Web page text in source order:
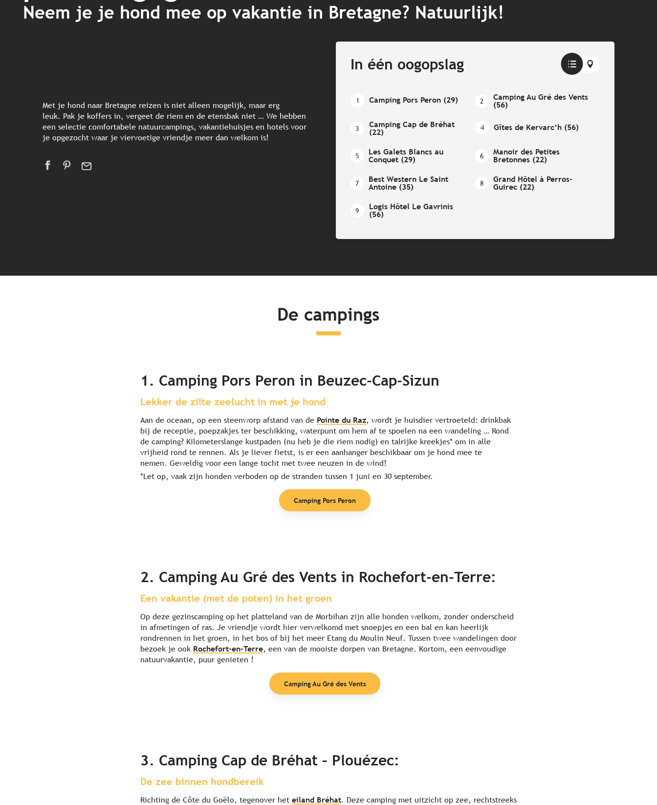
Neem je je hond mee op vakantie in Bretagne? Natuurlijk!
Met je hond naar Bretagne reizen is niet alleen mogelijk, maar erg
leuk. Pak je koffers in, vergeet de riem en de etensbak niet … We hebben
een selectie comfortabele natuurcampings, vakantiehuisjes en hotels voor
je opgezocht waar je viervoetige vriendje meer dan welkom is!
In één oogopslag
1 Camping Pors Peron (29) 2
Camping Au Gré des Vents
(56)
3
Camping Cap de Bréhat
(22)
4 Gîtes de Kervarc’h (56)
5
Les Galets Blancs au
Conquet (29)
6
Manoir des Petites
Bretonnes (22)
7
Best Western Le Saint
Antoine (35)
8
Grand Hôtel à Perros-
Guirec (22)
9
Logis Hôtel Le Gavrinis
(56)
De campings
1. Camping Pors Peron in Beuzec-Cap-Sizun
Lekker de zilte zeelucht in met je hond
Aan de oceaan, op een steenworp afstand van de Pointe du Raz, wordt je huisdier vertroeteld: drinkbak
bij de receptie, poepzakjes ter beschikking, waterpunt om hem af te spoelen na een wandeling … Rond
de camping? Kilometerslange kustpaden (nu heb je die riem nodig) en talrijke kreekjes* om in alle
vrijheid rond te rennen. Als je liever fietst, is er een aanhanger beschikbaar om je hond mee te
nemen. Geweldig voor een lange tocht met twee neuzen in de wind!
*Let op, vaak zijn honden verboden op de stranden tussen 1 juni en 30 september.
Camping Pors Peron
2. Camping Au Gré des Vents in Rochefort-en-Terre:
Een vakantie (met de poten) in het groen
Op deze gezinscamping op het platteland van de Morbihan zijn alle honden welkom, zonder onderscheid
in afmetingen of ras. Je vriendje wordt hier verwelkomd met snoepjes en een bal en kan heerlijk
rondrennen in het groen, in het bos of bij het meer Etang du Moulin Neuf. Tussen twee wandelingen door
bezoek je ook Rochefort-en-Terre, een van de mooiste dorpen van Bretagne. Kortom, een eenvoudige
natuurvakantie, puur genieten !
Camping Au Gré des Vents
3. Camping Cap de Bréhat – Plouézec:
De zee binnen hondbereik
Richting de Côte du Goëlo, tegenover het eiland Bréhat. Deze camping met uitzicht op zee, rechtstreeks